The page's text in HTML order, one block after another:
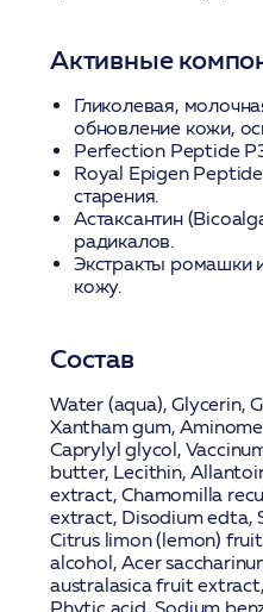
Активные
Гликолевая,
обновление кожи,
Perfection Peptide
Royal Epigen Peptide
старения.
Астаксантин
радикалов.
Экстракты ромашки
кожу.
Состав
Water (aqua), Glycerin,
Xantham gum,
Caprylyl glycol,
butter, Lecithin,
extract, Chamomilla
extract, Disodium edta,
Citrus limon (lemon)
alcohol, Acer
australasica fruit